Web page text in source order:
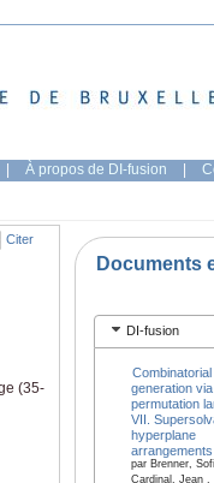
| À propos de DI-fusion |
Citer
(35-
Documents
DI-fusion
Combinatorial
generation via
permutation
VII.
hyperplane
arrangements
par Brenner,